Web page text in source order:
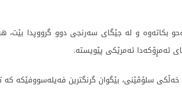
بکاتەوە و لە جێگای سەرنجی دوو گرووپدا بێت،
ئەمڕۆکەدا ئەمرێکی پێویستە.
سلۆڤێنی، بێگوان گرنگترین فەیلەسووفێکە کە